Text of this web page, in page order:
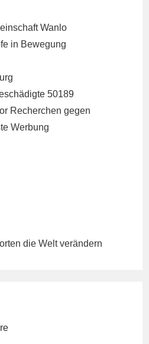
Wanlo
in Bewegung
50189
Recherchen gegen
Werbung
die Welt verändern